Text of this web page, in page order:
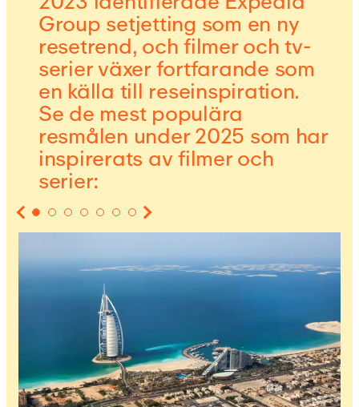
Group setjetting som en ny
resetrend, och filmer och tv-
serier växer fortfarande som
en källa till reseinspiration.
Se de mest populära
resmålen under 2025 som har
inspirerats av filmer och
serier: